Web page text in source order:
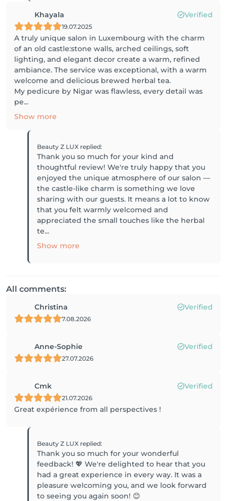
Khayala Verified
19.07.2025
A truly unique salon in Luxembourg with the charm
of an old castle:stone walls, arched ceilings, soft
lighting, and elegant decor create a warm, refined
ambiance. The service was exceptional, with a warm
welcome and delicious brewed herbal tea.
My pedicure by Nigar was flawless, every detail was
pe...
Show more
Beauty Z LUX replied:
Thank you so much for your kind and
thoughtful review! We're truly happy that you
enjoyed the unique atmosphere of our salon —
the castle-like charm is something we love
sharing with our guests. It means a lot to know
that you felt warmly welcomed and
appreciated the small touches like the herbal
te...
Show more
All comments:
Christina Verified
7.08.2026
Anne-Sophie Verified
27.07.2026
Cmk Verified
21.07.2026
Great expérience from all perspectives !
Beauty Z LUX replied:
Thank you so much for your wonderful
feedback! 💖 We're delighted to hear that you
had a great experience in every way. It was a
pleasure welcoming you, and we look forward